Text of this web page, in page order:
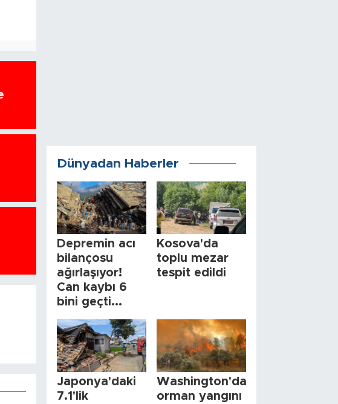
Dünyadan Haberler
Depremin acı
bilançosu
ağırlaşıyor!
Can kaybı 6
bini geçti...
Kosova'da
toplu mezar
tespit edildi
Japonya'daki
7.1'lik
Washington'da
orman yangını